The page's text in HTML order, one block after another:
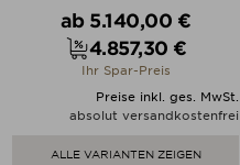
Verkaufspreis
ab 5.140,00 €
Preis
4.857,30 €
Ihr Spar-Preis
Preise inkl. ges. MwSt.
absolut versandkostenfrei
ALLE VARIANTEN ZEIGEN